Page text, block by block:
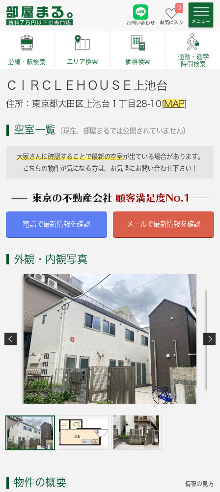
お問い合わせ
0
お気に入り
沿線・駅検索 エリア検索 価格検索
通勤・通学
時間検索
ＣＩＲＣＬＥＨＯＵＳＥ上池台
住所：東京都大田区上池台１丁目28-10[MAP]
空室一覧 （現在、部屋まるでは公開されていません）
大家さんに確認することで最新の空室が出ている場合があります。
こちらの物件が気になる方は、お気軽にお問い合わせ下さい！
電話で最新情報を確認 メールで最新情報を確認
外観・内観写真
物件の概要 情報の見方